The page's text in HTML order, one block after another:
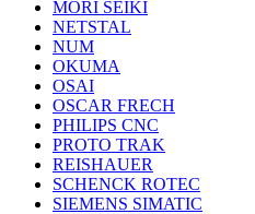
MORI SEIKI
NETSTAL
NUM
OKUMA
OSAI
OSCAR FRECH
PHILIPS CNC
PROTO TRAK
REISHAUER
SCHENCK ROTEC
SIEMENS SIMATIC